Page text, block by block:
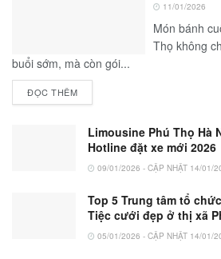
11/01/2026
Món bánh
Thọ không
buổi sớm, mà còn gói...
ĐỌC THÊM
Limousine Phú Thọ Hà
Hotline đặt xe mới 2026
09/01/2026 - CẬP NHẬT 14/01/
Top 5 Trung tâm tổ
Tiệc cưới đẹp ở thị xã
05/01/2026 - CẬP NHẬT 14/01/